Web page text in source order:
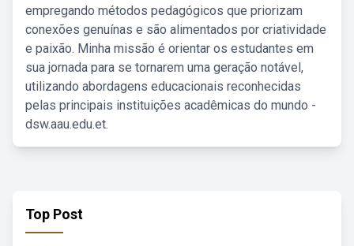
empregando métodos pedagógicos que priorizam
conexões genuínas e são alimentados por criatividade
e paixão. Minha missão é orientar os estudantes em
sua jornada para se tornarem uma geração notável,
utilizando abordagens educacionais reconhecidas
pelas principais instituições acadêmicas do mundo -
dsw.aau.edu.et.
Top Post